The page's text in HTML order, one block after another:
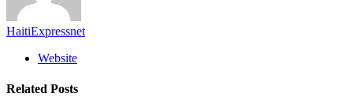
HaitiExpressnet
Website
Related Posts